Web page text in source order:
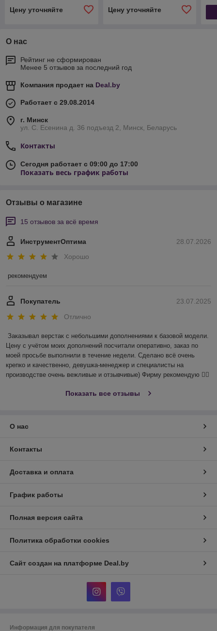
Цену уточняйте Цену уточняйте
О нас
Рейтинг не сформирован
Менее 5 отзывов за последний год
Компания продает на Deal.by
Работает с 29.08.2014
г. Минск
ул. С. Есенина д. 36 подъезд 2, Минск, Беларусь
Контакты
Сегодня работает с 09:00 до 17:00
Показать весь график работы
Отзывы о магазине
15 отзывов за всё время
28.07.2026
ИнструментОптима
Хорошо
рекомендуем
23.07.2025
Покупатель
Отлично
Заказывал верстак с небольшими дополнениями к базовой модели.
Цену с учётом моих дополнений посчитали оперативно, заказ по
моей просьбе выполнили в течение недели. Сделано всё очень
крепко и качественно, девушка-менеджер и специалисты на
производстве очень вежливые и отзывчивые) Фирму рекомендую 👍🏻
Показать все отзывы
О нас
Контакты
Доставка и оплата
График работы
Полная версия сайта
Политика обработки cookies
Сайт создан на платформе Deal.by
Информация для покупателя